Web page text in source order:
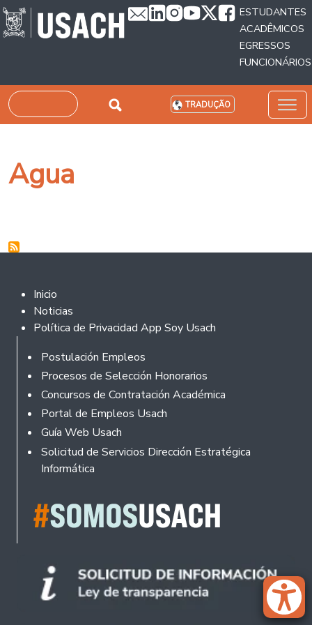
Passar para o conteúdo principal
ESTUDANTES
ACADÊMICOS
EGRESSOS
FUNCIONÁRIOS
Pesquisar TRADUÇÃO
Agua
Footer 2
Inicio
Noticias
Política de Privacidad App Soy Usach
Rodapé
Postulación Empleos
Procesos de Selección Honorarios
Concursos de Contratación Académica
Portal de Empleos Usach
Guía Web Usach
Solicitud de Servicios Dirección Estratégica
Informática